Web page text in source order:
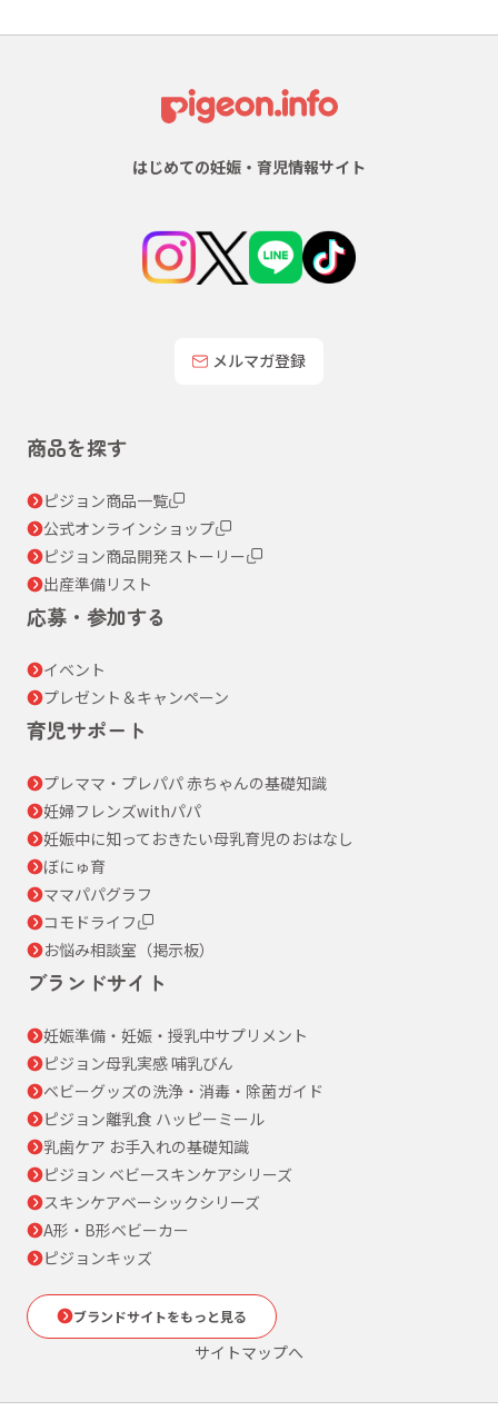
はじめての妊娠・育児情報サイト
メルマガ登録
商品を探す
ピジョン商品一覧
公式オンラインショップ
ピジョン商品開発ストーリー
出産準備リスト
応募・参加する
イベント
プレゼント＆キャンペーン
育児サポート
プレママ・プレパパ 赤ちゃんの基礎知識
妊婦フレンズwithパパ
妊娠中に知っておきたい母乳育児のおはなし
ぼにゅ育
ママパパグラフ
コモドライフ
お悩み相談室（掲示板）
ブランドサイト
妊娠準備・妊娠・授乳中サプリメント
ピジョン母乳実感 哺乳びん
ベビーグッズの洗浄・消毒・除菌ガイド
ピジョン離乳食 ハッピーミール
乳歯ケア お手入れの基礎知識
ピジョン ベビースキンケアシリーズ
スキンケアベーシックシリーズ
A形・B形ベビーカー
ピジョンキッズ
ブランドサイトをもっと見る
サイトマップへ